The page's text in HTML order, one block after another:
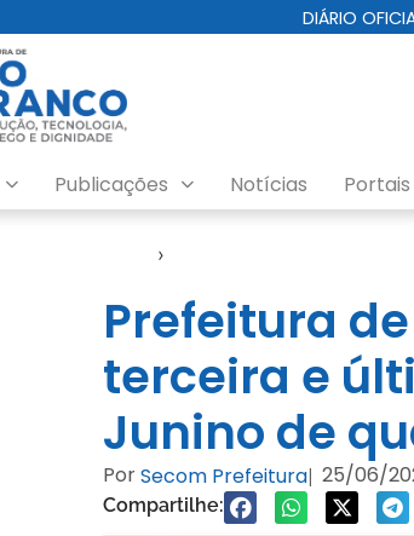
DIÁRIO
Publicações Notícias Portais
›
Prefeitura
terceira e
Junino de
PorSecom Prefeitura| 25/06/
Compartilhe: